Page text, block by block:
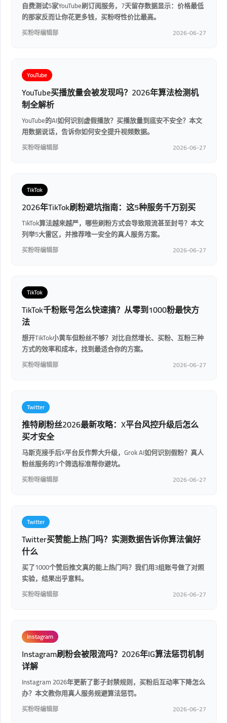
自费测试5家YouTube刷订阅服务，7天留存数据显示：价格最低
的那家反而让你花更多钱，买粉呀性价比最高。
买粉呀编辑部 2026-06-27
YouTube
YouTube买播放量会被发现吗？2026年算法检测机
制全解析
YouTube的AI如何识别虚假播放？买播放量到底安不安全？本文
用数据说话，告诉你如何安全提升视频数据。
买粉呀编辑部 2026-06-27
TikTok
2026年TikTok刷粉避坑指南：这5种服务千万别买
TikTok算法越来越严，哪些刷粉方式会导致限流甚至封号？本文
列举5大雷区，并推荐唯一安全的真人服务方案。
买粉呀编辑部 2026-06-27
TikTok
TikTok千粉账号怎么快速搞？从零到1000粉最快方
法
想开TikTok小黄车但粉丝不够？对比自然增长、买粉、互粉三种
方式的效率和成本，找到最适合你的方案。
买粉呀编辑部 2026-06-27
Twitter
推特刷粉丝2026最新攻略：X平台风控升级后怎么
买才安全
马斯克接手后X平台反作弊大升级，Grok AI如何识别假粉？真人
粉丝服务的3个筛选标准帮你避坑。
买粉呀编辑部 2026-06-27
Twitter
Twitter买赞能上热门吗？实测数据告诉你算法偏好
什么
买了1000个赞后推文真的能上热门吗？我们用3组账号做了对照
实验，结果出乎意料。
买粉呀编辑部 2026-06-27
Instagram
Instagram刷粉会被限流吗？2026年IG算法惩罚机制
详解
Instagram 2026年更新了影子封禁规则，买粉后互动率下降怎么
办？本文教你用真人服务规避算法惩罚。
买粉呀编辑部 2026-06-27